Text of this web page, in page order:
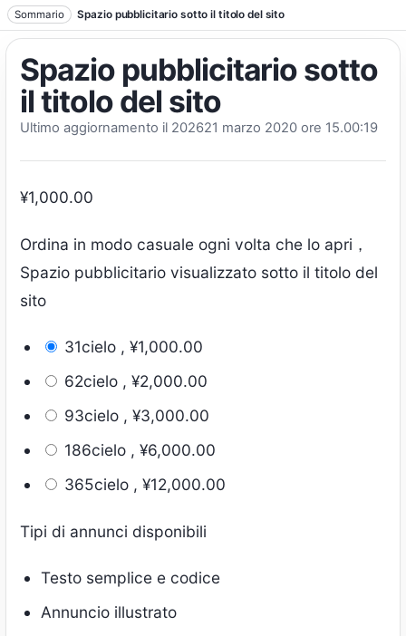
Vai al testo
Sommario Spazio pubblicitario sotto il titolo del sito
Spazio pubblicitario sotto
il titolo del sito
Ultimo aggiornamento il 202621 marzo 2020 ore 15.00:19
¥1,000.00
Ordina in modo casuale ogni volta che lo apri，
Spazio pubblicitario visualizzato sotto il titolo del
sito
31cielo ,¥1,000.00
62cielo ,¥2,000.00
93cielo ,¥3,000.00
186cielo ,¥6,000.00
365cielo ,¥12,000.00
Tipi di annunci disponibili
Testo semplice e codice
Annuncio illustrato